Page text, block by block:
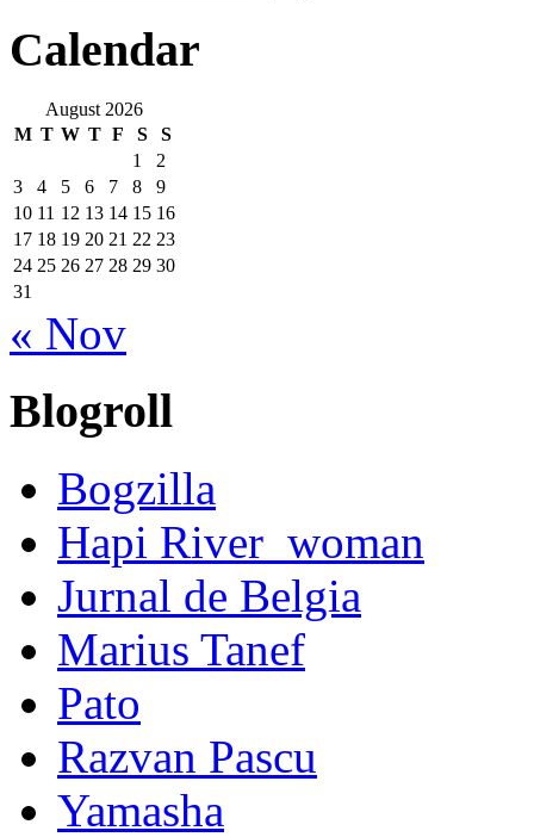
Calendar
August 2026
M T W T F S
S
1
2
3
4 5 6 7 8
9
10 11 12 13 14 15 16
17 18 19 20 21 22 23
24 25 26 27 28 29 30
31
« Nov
Blogroll
Bogzilla
Hapi River_woman
Jurnal de Belgia
Marius Tanef
Pato
Razvan Pascu
Yamasha